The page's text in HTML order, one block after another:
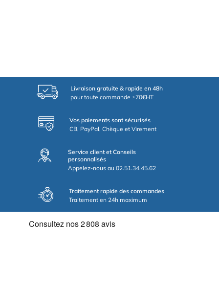
Livraison gratuite & rapide en 48h
pour toute commande ≥70€HT
Vos paiements sont sécurisés
CB, PayPal, Chèque et Virement
Service client et Conseils
personnalisés
Appelez-nous au 02.51.34.45.62
Traitement rapide des commandes
Traitement en 24h maximum